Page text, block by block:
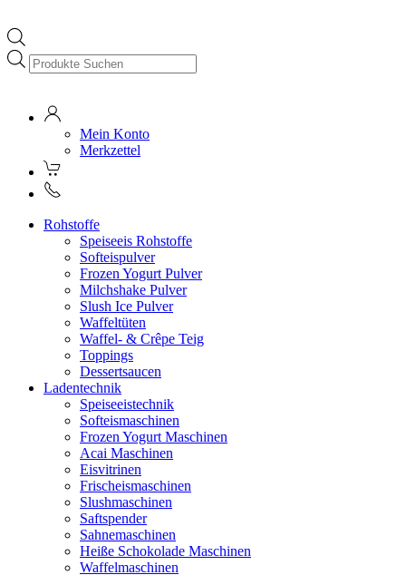
Products
search
Mein Konto
Merkzettel
Rohstoffe
Speiseeis Rohstoffe
Softeispulver
Frozen Yogurt Pulver
Milchshake Pulver
Slush Ice Pulver
Waffeltüten
Waffel- & Crêpe Teig
Toppings
Dessertsaucen
Ladentechnik
Speiseeistechnik
Softeismaschinen
Frozen Yogurt Maschinen
Acai Maschinen
Eisvitrinen
Frischeismaschinen
Slushmaschinen
Saftspender
Sahnemaschinen
Heiße Schokolade Maschinen
Waffelmaschinen